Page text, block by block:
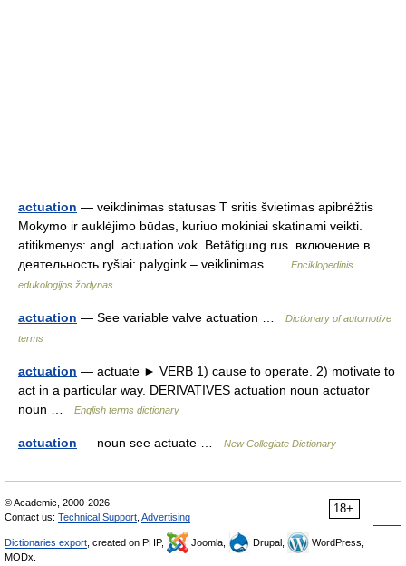
actuation — veikdinimas statusas T sritis švietimas apibrėžtis
Mokymo ir auklėjimo būdas, kuriuo mokiniai skatinami veikti.
atitikmenys: angl. actuation vok. Betätigung rus. включение в
деятельность ryšiai: palygink – veiklinimas …
Enciklopedinis
edukologijos žodynas
actuation — See variable valve actuation …
Dictionary of automotive
terms
actuation — actuate ► VERB 1) cause to operate. 2) motivate to
act in a particular way. DERIVATIVES actuation noun actuator
noun …
English terms dictionary
actuation — noun see actuate … New Collegiate Dictionary
18+
© Academic, 2000-2026
Contact us: Technical Support Advertising
Dictionaries export , created on PHP, Joomla, Drupal,
WordPress,
MODx.